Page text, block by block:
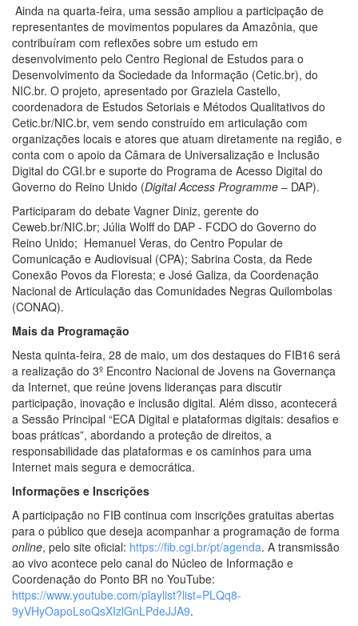
Ainda na quarta-feira, uma sessão ampliou a participação de
representantes de movimentos populares da Amazônia, que
contribuíram com reflexões sobre um estudo em
desenvolvimento pelo Centro Regional de Estudos para o
Desenvolvimento da Sociedade da Informação (Cetic.br), do
NIC.br. O projeto, apresentado por Graziela Castello,
coordenadora de Estudos Setoriais e Métodos Qualitativos do
Cetic.br/NIC.br, vem sendo construído em articulação com
organizações locais e atores que atuam diretamente na região, e
conta com o apoio da Câmara de Universalização e Inclusão
Digital do CGI.br e suporte do Programa de Acesso Digital do
Governo do Reino Unido (Digital Access Programme – DAP).
Participaram do debate Vagner Diniz, gerente do
Ceweb.br/NIC.br; Júlia Wolff do DAP - FCDO do Governo do
Reino Unido; Hemanuel Veras, do Centro Popular de
Comunicação e Audiovisual (CPA); Sabrina Costa, da Rede
Conexão Povos da Floresta; e José Galiza, da Coordenação
Nacional de Articulação das Comunidades Negras Quilombolas
(CONAQ).
Mais da Programação
Nesta quinta-feira, 28 de maio, um dos destaques do FIB16 será
a realização do 3º Encontro Nacional de Jovens na Governança
da Internet, que reúne jovens lideranças para discutir
participação, inovação e inclusão digital. Além disso, acontecerá
a Sessão Principal “ECA Digital e plataformas digitais: desafios e
boas práticas”, abordando a proteção de direitos, a
responsabilidade das plataformas e os caminhos para uma
Internet mais segura e democrática.
Informações e Inscrições
A participação no FIB continua com inscrições gratuitas abertas
para o público que deseja acompanhar a programação de forma
online, pelo site oficial: https://fib.cgi.br/pt/agenda. A transmissão
ao vivo acontece pelo canal do Núcleo de Informação e
Coordenação do Ponto BR no YouTube:
https://www.youtube.com/playlist?list=PLQq8-
9yVHyOapoLsoQsXIzlGnLPdeJJA9.